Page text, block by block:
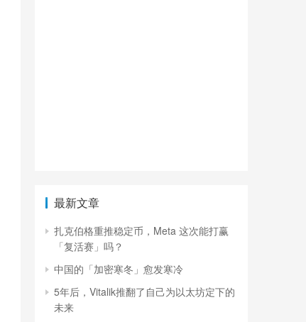
最新文章
扎克伯格重推稳定币，Meta 这次能打赢
「复活赛」吗？
中国的「加密寒冬」愈发寒冷
5年后，Vitalik推翻了自己为以太坊定下的
未来